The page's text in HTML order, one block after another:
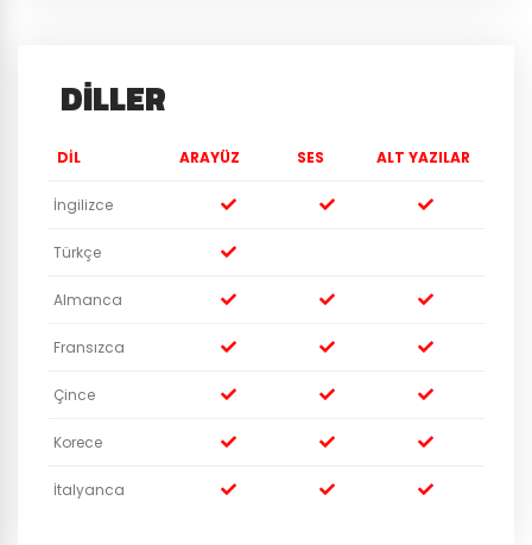
DILLER
DIL ARAYÜZ SES ALT YAZILAR
İngilizce
Türkçe
Almanca
Fransızca
Çince
Korece
İtalyanca